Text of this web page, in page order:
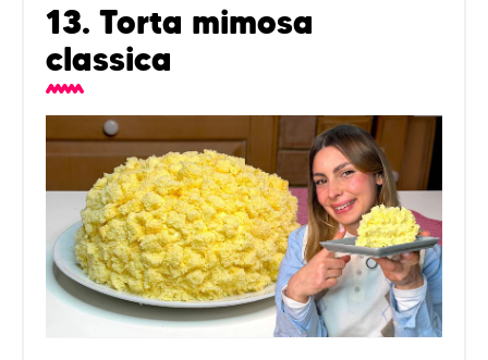
13. Torta mimosa
classica